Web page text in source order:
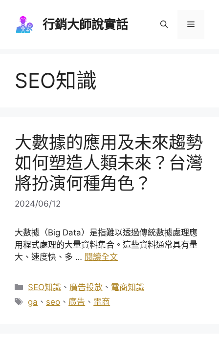
行銷大師說實話 選
SEO知識
大數據的應用及未來趨勢
如何塑造人類未來？台灣
將扮演何種角色？
2024/06/12
大數據（Big Data）是指難以透過傳統數據處理應
用程式處理的大量資料集合。這些資料通常具有量
大、速度快、多 … 閱讀全文
分
SEO知識 、 廣告投放 、 電商知識
標
ga 、 seo 、 廣告 、 電商